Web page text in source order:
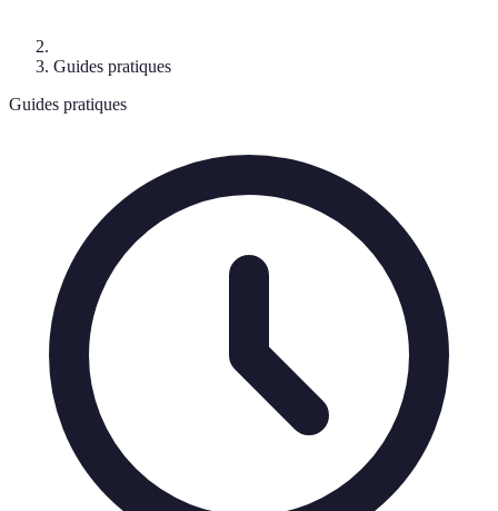
Guides pratiques
Guides pratiques